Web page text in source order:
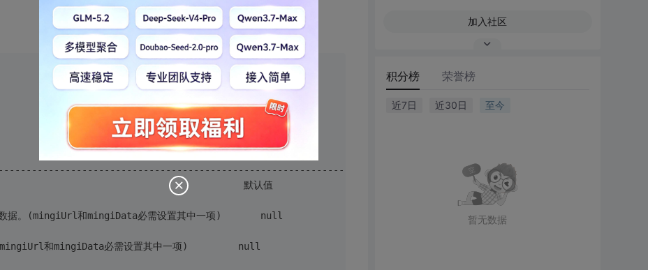
* mingiUrl			通过URL加载远程列表数据。(mingiUrl和mingiData必需设置其中一项)		null				<input id="mingiSelect" mingiUrl="../data.json"
加入社区
积分榜 荣誉榜
近7日 近30日 至今
暂无数据